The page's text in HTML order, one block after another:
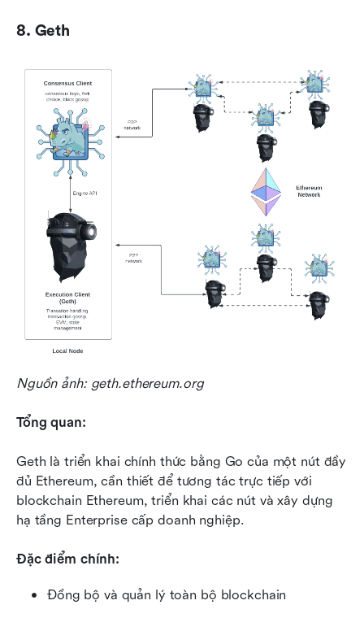
8. Geth
Nguồn ảnh: geth.ethereum.org
Tổng quan:
Geth là triển khai chính thức bằng Go của một nút đầy
đủ Ethereum, cần thiết để tương tác trực tiếp với
blockchain Ethereum, triển khai các nút và xây dựng
hạ tầng Enterprise cấp doanh nghiệp.
Đặc điểm chính:
Đồng bộ và quản lý toàn bộ blockchain